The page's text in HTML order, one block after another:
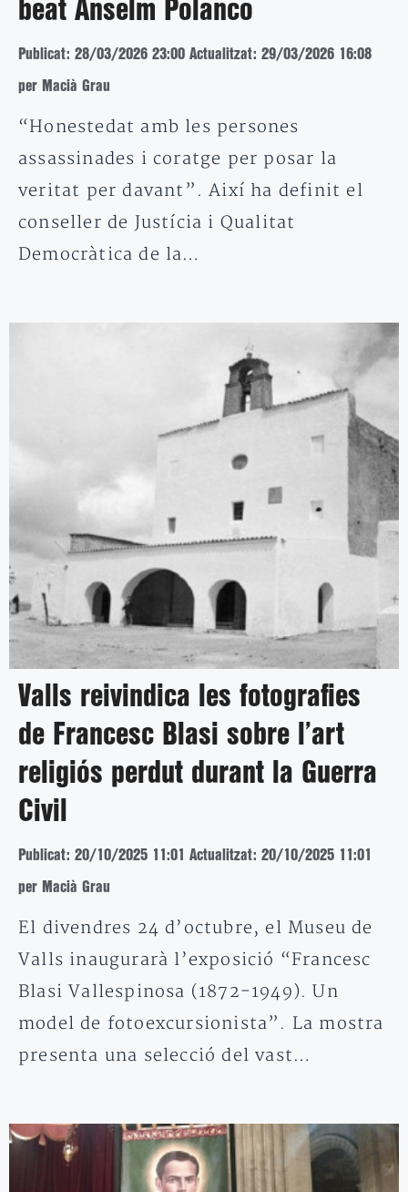
beat Anselm Polanco
Publicat: 28/03/2026 23:00 Actualitzat: 29/03/2026 16:08
per Macià Grau
“Honestedat amb les persones
assassinades i coratge per posar la
veritat per davant”. Així ha definit el
conseller de Justícia i Qualitat
Democràtica de la…
Valls reivindica les fotografies
de Francesc Blasi sobre l’art
religiós perdut durant la Guerra
Civil
Publicat: 20/10/2025 11:01 Actualitzat: 20/10/2025 11:01
per Macià Grau
El divendres 24 d’octubre, el Museu de
Valls inaugurarà l’exposició “Francesc
Blasi Vallespinosa (1872-1949). Un
model de fotoexcursionista”. La mostra
presenta una selecció del vast…